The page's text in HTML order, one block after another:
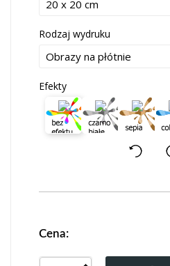
Rodzaj wydruku
Efekty
Cena: